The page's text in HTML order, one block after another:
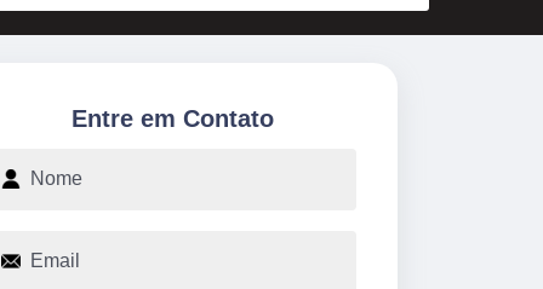
Entre em Contato